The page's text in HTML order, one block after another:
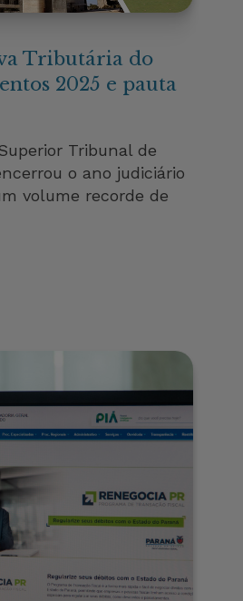
Tributária do
2025 e pauta
Tribunal de
o ano judiciário
volume recorde de